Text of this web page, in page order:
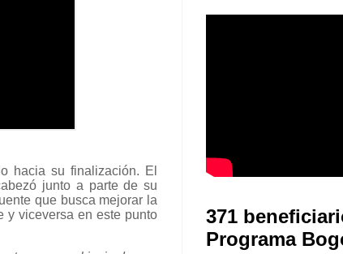
hacia su finalización. El
junto a parte de su
que busca mejorar la
y viceversa en este punto
371
Programa